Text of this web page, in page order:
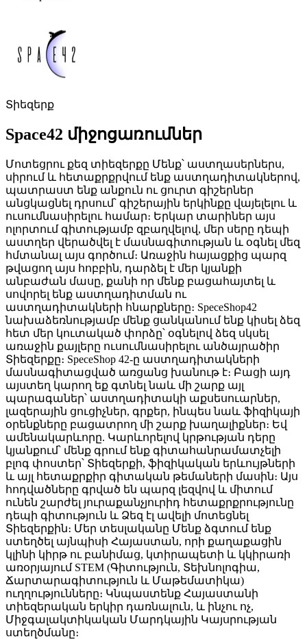
Տիեզերք
Space42 միջոցառումներ
Մոտեցրու քեզ տիեզերքը Մենք՝ աստղասերներս,
սիրում և հետաքրքրվում ենք աստղադիտակներով,
պատրաստ ենք անքուն ու ցուրտ գիշերներ
անցկացնել դրսում՝ գիշերային երկինքը վայելելու և
ուսումնասիրելու համար։ Երկար տարիներ այս
ոլորտում գիտությամբ զբաղվելով, մեր սերը դեպի
աստղեր վերածվել է մասնագիտության և օգնել մեզ
հմտանալ այս գործում։ Առաջին հայացքից պարզ
թվացող այս հոբբին, դարձել է մեր կյանքի
անբաժան մասը, քանի որ մենք բացահայտել և
սովորել ենք աստղադիտման ու
աստղադիտակների հնարքները։ SpeceShop42
նախաձեռնությամբ մենք ցանկանում ենք կիսել ձեզ
հետ մեր կուտակած փորձը՝ օգնելով ձեզ սկսել
առաջին քայլերը ուսումնասիրելու անծայրածիր
Տիեզերքը։ SpeceShop 42-ը աստղադիտակների
մասնագիտացված առցանց խանութ է։ Բացի այդ
այստեղ կարող եք գտնել նաև մի շարք այլ
պարագաներ՝ աստղադիտակի աքսեսուարներ,
լազերային ցուցիչներ, գրքեր, ինպես նաև ֆիզիկայի
օրենքները բացատրող մի շարք խաղալիքներ։ Եվ
ամենակարևորը. Կարևորելով կրթության դերը
կյանքում՝ մենք գրում ենք գիտահանրամատչելի
բլոգ փոստեր՝ Տիեզերքի, ֆիզիկական երևույթների
և այլ հետաքրքիր գիտական թեմաների մասին։ Այս
հոդվածները գրված են պարզ լեզվով և միտում
ունեն շարժել յուրաքանչյուրիդ հետաքրքրությունը
դեպի գիտություն և Ձեզ էլ ավելի մոտեցնել
Տիեզերքին։ Մեր տեսլականը Մենք ձգտում ենք
ստեղծել այնպիսի Հայաստան, որի քաղաքացին
կլինի կիրթ ու բանիմաց, կտիրապետի և կկիրառի
առօրյայում STEM (Գիտություն, Տեխնոլոգիա,
Ճարտարագիտություն և Մաթեմատիկա)
ուղղությունները։ Կնպաստենք Հայաստանի
տիեզերական երկիր դառնալուն, և ինչու ոչ,
Միջգալակտիկական Մարդկային Կայսրության
ստեղծմանը։